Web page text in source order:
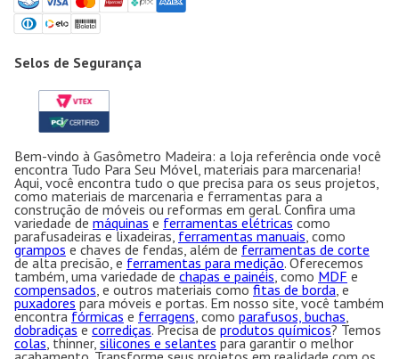
Selos de Segurança
Bem-vindo à Gasômetro Madeira: a loja referência onde você
encontra Tudo Para Seu Móvel, materiais para marcenaria!
Aqui, você encontra tudo o que precisa para os seus projetos,
como materiais de marcenaria e ferramentas para a
construção de móveis ou reformas em geral. Confira uma
variedade de máquinas e ferramentas elétricas como
parafusadeiras e lixadeiras,ferramentas manuais , como
grampos e chaves de fendas, além deferramentas de corte
de alta precisão, e ferramentas para medição. Oferecemos
também, uma variedade dechapas e painéis, como MDF e
compensados , e outros materiais comofitas de borda, e
puxadorespara móveis e portas. Em nosso site, você também
encontrafórmicas e ferragens , como parafusos, buchas
dobradiçasecorrediças. Precisa de produtos químicos? Temos
colas, thinner,silicones e selantes para garantir o melhor